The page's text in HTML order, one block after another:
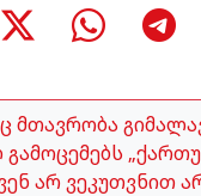
მთავრობა
არ